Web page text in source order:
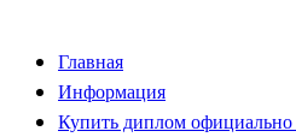
Главная
Информация
Купить диплом